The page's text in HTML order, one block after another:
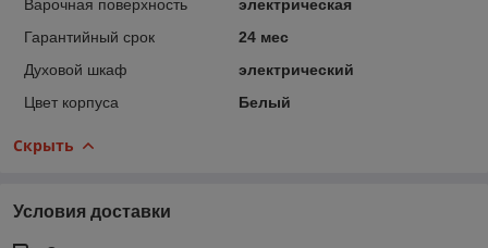
Варочная поверхность
электрическая
Гарантийный срок
24 мес
Духовой шкаф
электрический
Цвет корпуса
Белый
Скрыть
Условия доставки